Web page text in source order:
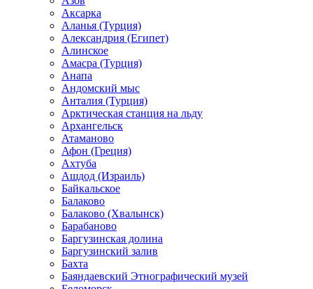
Аксарка
Аланья (Турция)
Александрия (Египет)
Алинское
Амасра (Турция)
Анапа
Андомский мыс
Анталия (Турция)
Арктическая станция на льду
Архангельск
Атаманово
Афон (Греция)
Ахтуба
Ашдод (Израиль)
Байкальское
Балаково
Балаково (Хвалынск)
Барабаново
Баргузинская долина
Баргузинский залив
Бахта
Баяндаевский Этнографический музей